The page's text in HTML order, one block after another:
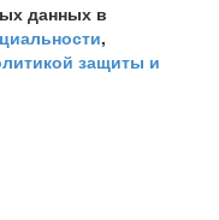
данных в
,
защиты и